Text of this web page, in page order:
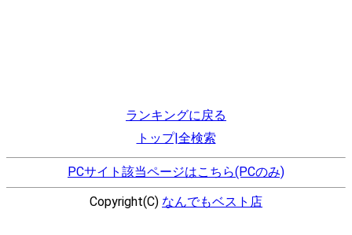
ランキングに戻る
トップ|全検索
PCサイト該当ページはこちら(PCのみ)
Copyright(C) なんでもベスト店